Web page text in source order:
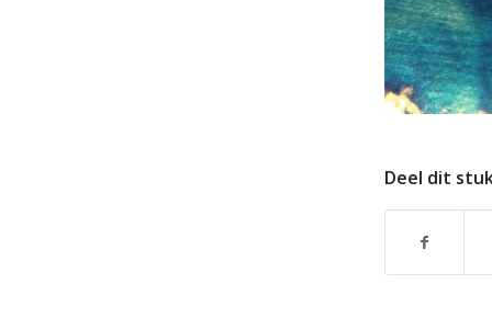
Deel dit